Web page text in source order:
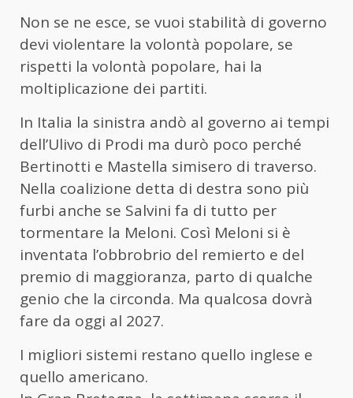
Non se ne esce, se vuoi stabilità di governo
devi violentare la volontà popolare, se
rispetti la volontà popolare, hai la
moltiplicazione dei partiti.
In Italia la sinistra andò al governo ai tempi
dell’Ulivo di Prodi ma durò poco perché
Bertinotti e Mastella simisero di traverso.
Nella coalizione detta di destra sono più
furbi anche se Salvini fa di tutto per
tormentare la Meloni. Così Meloni si è
inventata l’obbrobrio del remierto e del
premio di maggioranza, parto di qualche
genio che la circonda. Ma qualcosa dovrà
fare da oggi al 2027.
I migliori sistemi restano quello inglese e
quello americano.